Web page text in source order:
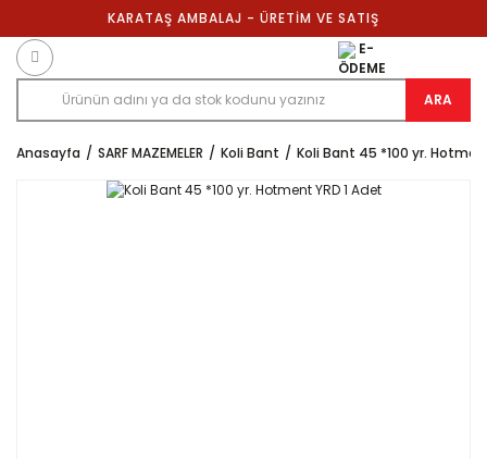
KARATAŞ AMBALAJ - ÜRETİM VE SATIŞ
ARA
E-
ÖDEME
Anasayfa SARF MAZEMELER Koli Bant Koli Bant 45 *100 yr.